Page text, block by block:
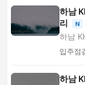
하남
리
N
하남
으로
입주점
하남